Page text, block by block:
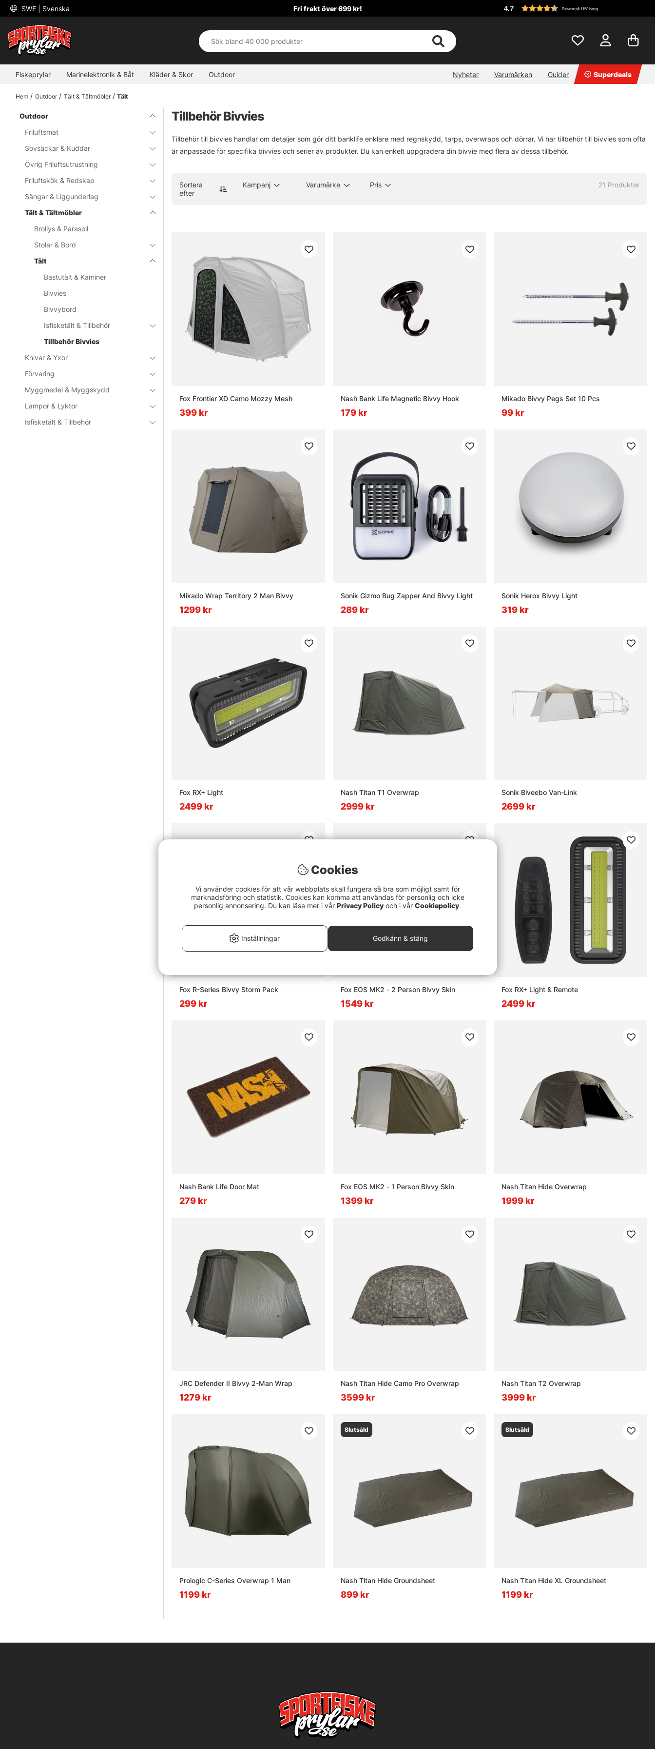
SWE | Svenska Fri frakt över 699 kr! 4.7 Baserat på 1158 betyg
Fiskeprylar Marinelektronik & Båt Kläder & Skor Outdoor Nyheter Varumärken Guider Superdeals
Hem Outdoor Tält & Tältmöbler Tält
Outdoor
Friluftsmat
Sovsäckar & Kuddar
Övrig Friluftsutrustning
Friluftskök & Redskap
Sängar & Liggunderlag
Tält & Tältmöbler
Brollys & Parasoll
Stolar & Bord
Tält
Bastutält & Kaminer
Bivvies
Bivvybord
Isfisketält & Tillbehör
Tillbehör Bivvies
Knivar & Yxor
Förvaring
Myggmedel & Myggskydd
Lampor & Lyktor
Isfisketält & Tillbehör
Tillbehör Bivvies
Tillbehör till bivvies handlar om detaljer som gör ditt banklife enklare med regnskydd, tarps, overwraps och dörrar. Vi har tillbehör till bivvies som ofta
är anpassade för specifika bivvies och serier av produkter. Du kan enkelt uppgradera din bivvie med flera av dessa tillbehör.
Sortera
efter
Kampanj Varumärke Pris 21 Produkter
Fox Frontier XD Camo Mozzy Mesh
399 kr
Nash Bank Life Magnetic Bivvy Hook
179 kr
Mikado Bivvy Pegs Set 10 Pcs
99 kr
Mikado Wrap Territory 2 Man Bivvy
1299 kr
Sonik Gizmo Bug Zapper And Bivvy Light
289 kr
Sonik Herox Bivvy Light
319 kr
Fox RX+ Light
2499 kr
Nash Titan T1 Overwrap
2999 kr
Sonik Biveebo Van-Link
2699 kr
Fox R-Series Bivvy Storm Pack
299 kr
Fox EOS MK2 - 2 Person Bivvy Skin
1549 kr
Fox RX+ Light & Remote
2499 kr
Nash Bank Life Door Mat
279 kr
Fox EOS MK2 - 1 Person Bivvy Skin
1399 kr
Nash Titan Hide Overwrap
1999 kr
JRC Defender II Bivvy 2-Man Wrap
1279 kr
Nash Titan Hide Camo Pro Overwrap
3599 kr
Nash Titan T2 Overwrap
3999 kr
Prologic C-Series Overwrap 1 Man
1199 kr
Slutsåld
Nash Titan Hide Groundsheet
899 kr
Slutsåld
Nash Titan Hide XL Groundsheet
1199 kr
Cookies
Vi använder cookies för att vår webbplats skall fungera så bra som möjligt samt för
marknadsföring och statistik. Cookies kan komma att användas för personlig och icke
personlig annonsering. Du kan läsa mer i vår Privacy Policy och i vår Cookiepolicy.
Inställningar Godkänn & stäng